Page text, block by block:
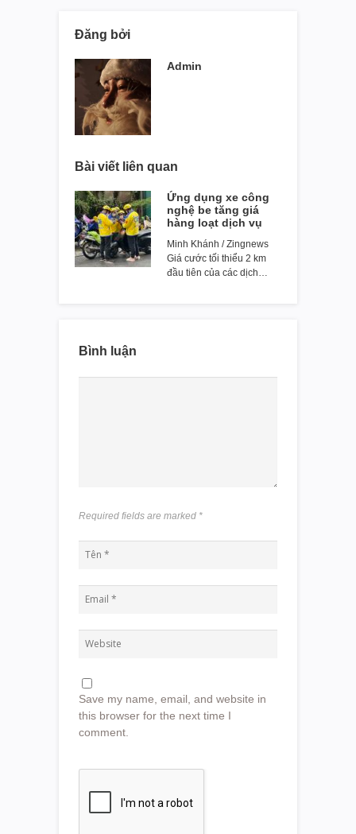
Đăng bởi
Admin
Bài viết liên quan
Ứng dụng xe công
nghệ be tăng giá
hàng loạt dịch vụ
Minh Khánh / Zingnews
Giá cước tối thiểu 2 km
đầu tiên của các dịch…
Bình luận
Required fields are marked *
Save my name, email, and website in
this browser for the next time I
comment.